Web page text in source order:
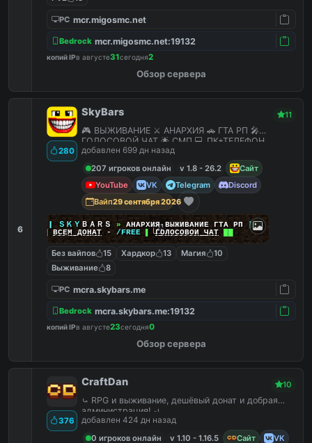
PC mcr.migosmc.net
Bedrock mcr.migosmc.net:19132
копий IPв августе31сегодня2
Обзор сервера
6
280
SkyBars 11
🎮 ВЫЖИВАНИЕ ⚔️ АНАРХИЯ 🚗 ГТА РП 🎤
ГОЛОСОВОЙ ЧАТ 🌟 СМП 💻 ПК+ТЕЛЕФОН
добавлен 699 дн назад
207 игроков онлайн
v 1.8 - 26.2
Сайт
YouTube
VK Telegram
Discord
Вайп29 сентября 2026
ＳＫＹ ＢＡＲＳ » АНАРХИЯ ВЫЖИВАНИЕ ГТА РП |||
ВСЕМ ДОНАТ- /FREE ▌ГОЛОСОВОЙ ЧАТ
Без вайпов 15 Хардкор 13 Магия
10
Выживание
8
PC mcra.skybars.me
Bedrock mcra.skybars.me:19132
копий IPв августе23сегодня0
Обзор сервера
376
CraftDan 10
⤿ RPG и выживание, дешёвый донат и добрая
администрация! ⤾
добавлен 424 дн назад
0 игроков онлайн
v 1.10 - 1.16.5 Сайт VK